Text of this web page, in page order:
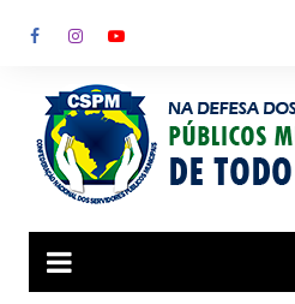
para
conteúdo